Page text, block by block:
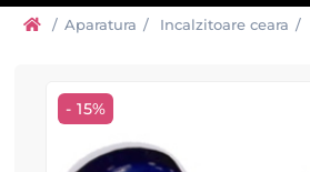
/ Aparatura / Incalzitoare ceara /
- 15%